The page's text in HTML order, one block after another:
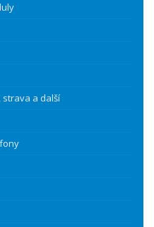
strava a další